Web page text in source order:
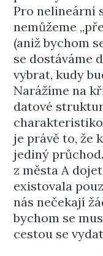
Pro nelineární
nemůžeme
(aniž bychom
se dostáváme
vybrat, kudy
Narážíme na
datové
je právě to, že
jediný
z města A
existovala
nás nečekají
bychom se
cestou se